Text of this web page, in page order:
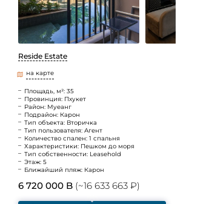
Reside Estate
на карте
Площадь, м²: 35
Провинция: Пхукет
Район: Муеанг
Подрайон: Карон
Тип объекта: Вторичка
Тип пользователя: Агент
Количество спален: 1 спальня
Характеристики: Пешком до моря
Тип собственности: Leasehold
Этаж: 5
Ближайший пляж: Карон
6 720 000 B (~16 633 663 ₽)